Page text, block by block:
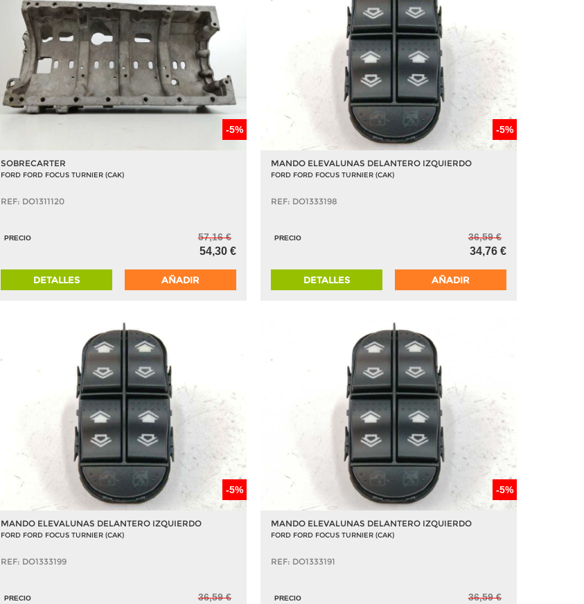
-5%
SOBRECARTER
FORD FORD FOCUS TURNIER (CAK)
REF: DO1311120
PRECIO 57,16 €
54,30 €
DETALLES AÑADIR
-5%
MANDO ELEVALUNAS DELANTERO IZQUIERDO
FORD FORD FOCUS TURNIER (CAK)
REF: DO1333198
PRECIO 36,59 €
34,76 €
DETALLES AÑADIR
-5%
MANDO ELEVALUNAS DELANTERO IZQUIERDO
FORD FORD FOCUS TURNIER (CAK)
REF: DO1333199
PRECIO 36,59 €
-5%
MANDO ELEVALUNAS DELANTERO IZQUIERDO
FORD FORD FOCUS TURNIER (CAK)
REF: DO1333191
PRECIO 36,59 €